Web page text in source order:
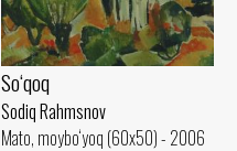
So‘qoq
Sodiq Rahmsnov
Mato, moybo‘yoq (60x50) - 2006